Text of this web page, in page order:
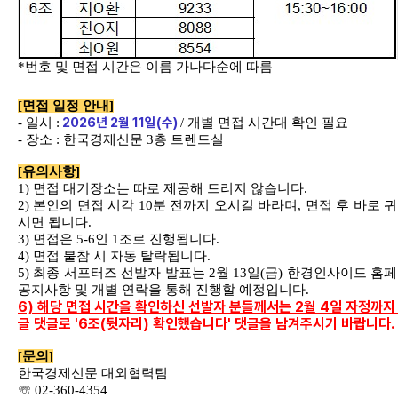
*번호 및 면접 시간은 이름 가나다순에 따름
[면접 일정 안내]
- 일시 : 2026년 2월 11 일(수)/ 개별 면접 시간대 확인 필요
- 장소 : 한국경제신문 3층 트렌드실
[유의사항]
1) 면접 대기장소는 따로 제공해 드리지 않습니다.
2) 본인의 면접 시각 10분 전까지 오시길 바라며 , 면접 후 바로
시면 됩니다.
3) 면접은 5-6인 1조로 진행됩니다.
4) 면접 불참 시 자동 탈락됩니다.
5) 최종 서포터즈 선발자 발표는 2월 13일(금) 한경인사이드 홈
공지사항 및 개별 연락을 통해 진행할 예정입니다.
6) 해당 면접 시간을 확인하신 선발자 분들께서는 2월 4일 자정까지
글 댓글로 '6조(뒷자리) 확인했습니다' 댓글을 남겨주시기 바랍니다.
[문의]
한국경제신문 대외협력팀
☏ 02-360-4354